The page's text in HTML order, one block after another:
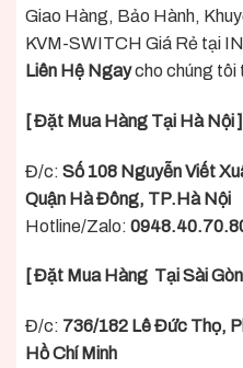
Giao Hàng, Bảo Hành,
KVM-SWITCH Giá Rẻ tại
Liên Hệ Ngaycho chúng tôi
[ Đặt Mua Hàng Tại Hà Nội ]
Đ/c: Số 108 Nguyễn Viết
Quận Hà Đông, TP.Hà Nội
Hotline/Zalo:
[ Đặt Mua Hàng Tại Sài Gòn
Đ/c: 736/182 Lê Đức Thọ,
Hồ Chí Minh